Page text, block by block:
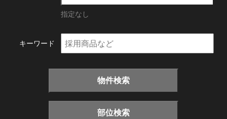
指定なし
キーワード
物件検索
部位検索